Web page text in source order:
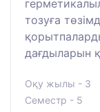
тозуға
дағдыларын
Оқу жылы - 3
Семестр - 5